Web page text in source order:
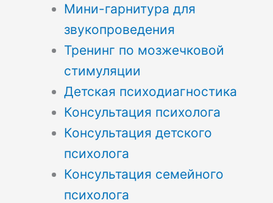
Мини-гарнитура для
звукопроведения
Тренинг по мозжечковой
стимуляции
Детская психодиагностика
Консультация психолога
Консультация детского
психолога
Консультация семейного
психолога